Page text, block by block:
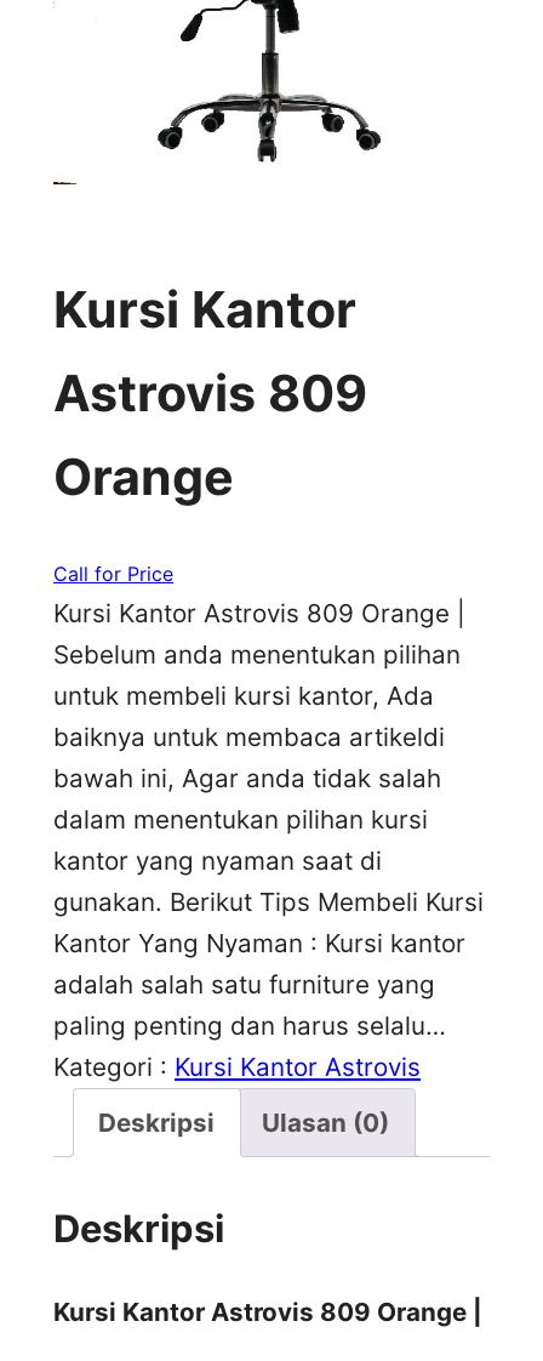
Kursi Kantor
Astrovis 809
Orange
Call for Price
Kursi Kantor Astrovis 809 Orange |
Sebelum anda menentukan pilihan
untuk membeli kursi kantor, Ada
baiknya untuk membaca artikeldi
bawah ini, Agar anda tidak salah
dalam menentukan pilihan kursi
kantor yang nyaman saat di
gunakan. Berikut Tips Membeli Kursi
Kantor Yang Nyaman : Kursi kantor
adalah salah satu furniture yang
paling penting dan harus selalu…
Kategori : Kursi Kantor Astrovis
Deskripsi
Ulasan (0)
Deskripsi
Kursi Kantor Astrovis 809 Orange |